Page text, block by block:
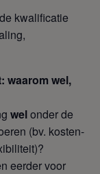
kwalificatie
waarom wel,
welonder de
(bv. kosten-
eerder voor